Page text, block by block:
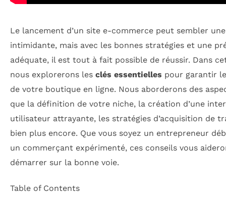
Le lancement d’un site e-commerce peut sembler
intimidante, mais avec les bonnes stratégies et une
adéquate, il est tout à fait possible de réussir. Dans
nous explorerons les clés essentielles pour garantir
de votre boutique en ligne. Nous aborderons des
que la définition de votre niche, la création d’une
utilisateur attrayante, les stratégies d’acquisition de
bien plus encore. Que vous soyez un entrepreneur
un commerçant expérimenté, ces conseils vous
démarrer sur la bonne voie.
Table of Contents